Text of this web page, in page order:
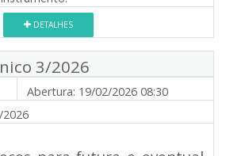
DETALHES
3/2026
Abertura: 19/02/2026 08:30